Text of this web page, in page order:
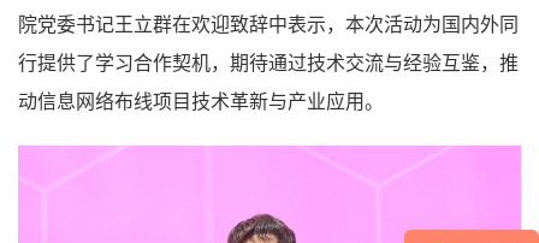
院党委书记王立群在欢迎致辞中表示，本次活动为国内外同
行提供了学习合作契机，期待通过技术交流与经验互鉴，推
动信息网络布线项目技术革新与产业应用。